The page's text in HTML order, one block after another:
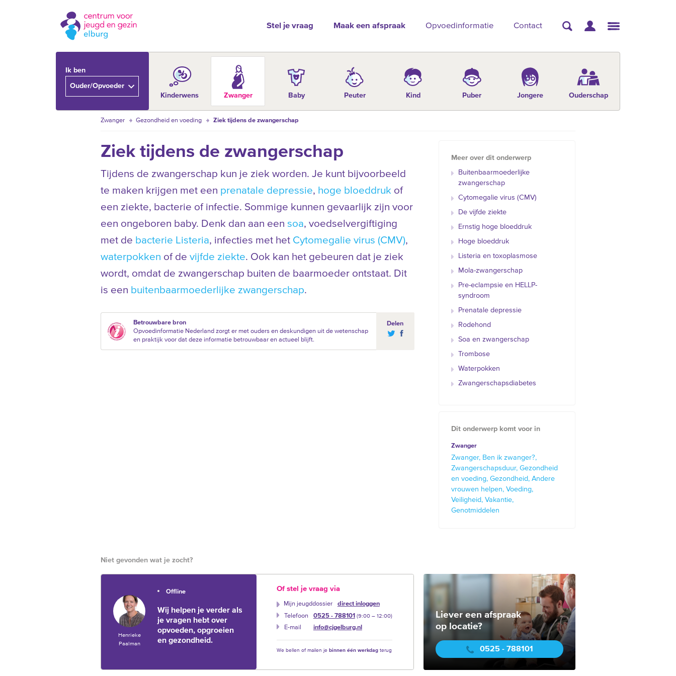
Stel je vraag Maak een afspraak Opvoedinformatie Contact
Ik ben
Ouder/Opvoeder
Kinderwens
Zwanger Baby Peuter Kind Puber Jongere Ouderschap
Zwanger Gezondheid en voeding Ziek tijdens de zwangerschap
Ziek tijdens de zwangerschap
Tijdens de zwangerschap kun je ziek worden. Je kunt bijvoorbeeld
te maken krijgen met een prenatale depressie, hoge bloeddruk of
een ziekte, bacterie of infectie. Sommige kunnen gevaarlijk zijn voor
een ongeboren baby. Denk dan aan een soa, voedselvergiftiging
met de bacterie Listeria, infecties met het Cytomegalie virus (CMV),
waterpokken of de vijfde ziekte. Ook kan het gebeuren dat je ziek
wordt, omdat de zwangerschap buiten de baarmoeder ontstaat. Dit
is een buitenbaarmoederlijke zwangerschap.
Betrouwbare bron
Opvoedinformatie Nederland zorgt er met ouders en deskundigen uit de wetenschap
en praktijk voor dat deze informatie betrouwbaar en actueel blijft.
Delen
Meer over dit onderwerp
Buitenbaarmoederlijke
zwangerschap
Cytomegalie virus (CMV)
De vijfde ziekte
Ernstig hoge bloeddruk
Hoge bloeddruk
Listeria en toxoplasmose
Mola-zwangerschap
Pre-eclampsie en HELLP-
syndroom
Prenatale depressie
Rodehond
Soa en zwangerschap
Trombose
Waterpokken
Zwangerschapsdiabetes
Dit onderwerp komt voor in
Zwanger
Zwanger
Ben ik zwanger?
Zwangerschapsduur Gezondheid
en voeding Gezondheid
Andere
vrouwen helpen Voeding
Veiligheid
Vakantie
Genotmiddelen
Niet gevonden wat je zocht?
Henrieke
Paalman
Offline
Wij helpen je verder als
je vragen hebt over
opvoeden, opgroeien
en gezondheid.
Of stel je vraag via
Mijn jeugddossier
direct inloggen
Telefoon
0525 - 788101 (9:00 –‍ 12:00)
E-mail info@cjgelburg.nl
We bellen of mailen je binnen één werkdagterug
Liever een afspraak
op locatie?
0525 - 788101